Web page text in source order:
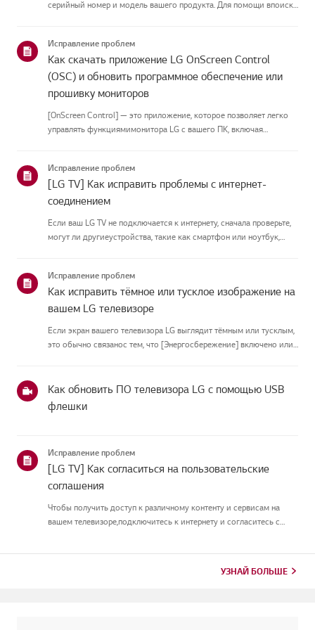
серийный номер и модель вашего продукта. Для помощи впоиске
руководство создано...
Исправление проблем
Как скачать приложение LG OnScreen Control
(OSC) и обновить программное обеспечение или
прошивку мониторов
[OnScreen Control] — это приложение, которое позволяет легко
управлять функциямимонитора LG с вашего ПК, включая
приложение для вашей ...
Исправление проблем
[LG TV] Как исправить проблемы с интернет-
соединением
Если ваш LG TV не подключается к интернету, сначала проверьте,
могут ли другиеустройства, такие как смартфон или ноутбук,
Исправление проблем
Как исправить тёмное или тусклое изображение на
вашем LG телевизоре
Если экран вашего телевизора LG выглядит тёмным или тусклым,
это обычно связанос тем, что [Энергосбережение] включено или
Как обновить ПО телевизора LG с помощью USB
флешки
Исправление проблем
[LG TV] Как согласиться на пользовательские
соглашения
Чтобы получить доступ к различному контенту и сервисам на
вашем телевизоре,подключитесь к интернету и согласитесь с
УЗНАЙ БОЛЬШЕ